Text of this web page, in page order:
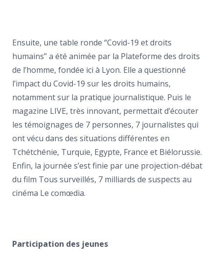
Ensuite, une table ronde “Covid-19 et droits
humains” a été animée par la Plateforme des droits
de l’homme, fondée ici à Lyon. Elle a questionné
l’impact du Covid-19 sur les droits humains,
notamment sur la pratique journalistique. Puis le
magazine LIVE, très innovant, permettait d’écouter
les témoignages de 7 personnes, 7 journalistes qui
ont vécu dans des situations différentes en
Tchétchénie, Turquie, Egypte, France et Biélorussie.
Enfin, la journée s’est finie par une projection-débat
du film Tous surveillés, 7 milliards de suspects au
cinéma Le comœdia.
Participation des jeunes